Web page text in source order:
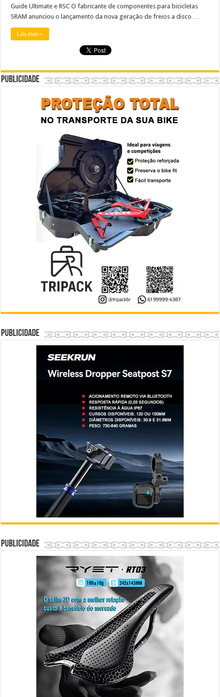
Guide Ultimate e RSC O fabricante de componentes para bicicletas
SRAM anunciou o lançamento da nova geração de freios a disco …
Leia mais »
Publicidade
Publicidade
Publicidade